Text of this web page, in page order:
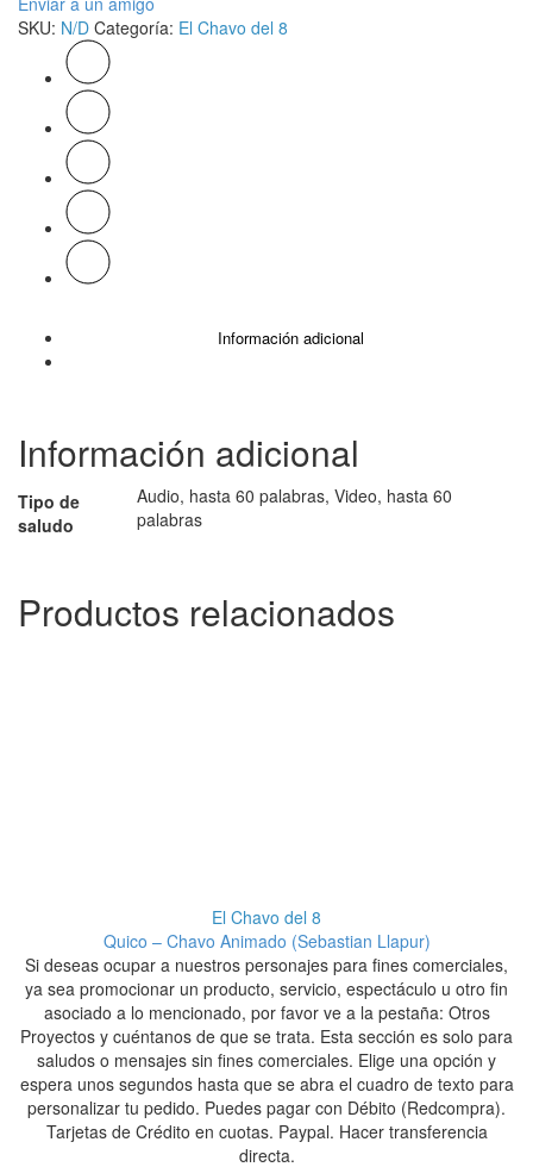
SKU: N/D Categoría: El Chavo del 8
Información adicional
Información adicional
Tipo de
saludo
Audio, hasta 60 palabras, Video, hasta 60
palabras
Productos relacionados
El Chavo del 8
Quico – Chavo Animado (Sebastian Llapur)
Si deseas ocupar a nuestros personajes para fines comerciales,
ya sea promocionar un producto, servicio, espectáculo u otro fin
asociado a lo mencionado, por favor ve a la pestaña: Otros
Proyectos y cuéntanos de que se trata. Esta sección es solo para
saludos o mensajes sin fines comerciales. Elige una opción y
espera unos segundos hasta que se abra el cuadro de texto para
personalizar tu pedido. Puedes pagar con Débito (Redcompra).
Tarjetas de Crédito en cuotas. Paypal. Hacer transferencia
directa.